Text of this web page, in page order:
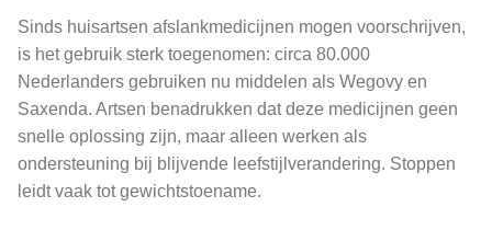
Sinds huisartsen afslankmedicijnen mogen voorschrijven,
is het gebruik sterk toegenomen: circa 80.000
Nederlanders gebruiken nu middelen als Wegovy en
Saxenda. Artsen benadrukken dat deze medicijnen geen
snelle oplossing zijn, maar alleen werken als
ondersteuning bij blijvende leefstijlverandering. Stoppen
leidt vaak tot gewichtstoename.